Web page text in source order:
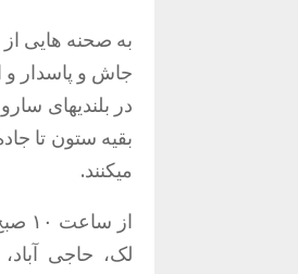
جاش و پاسدار و
در بلندیهای
بقیه ستون تا
میکنند.
از ساعت ۱۰
لک، حاجی